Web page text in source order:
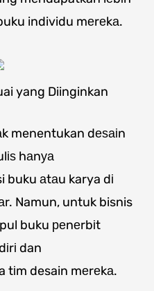
individu mеrеkа.
yang Diinginkan
menentukan dеѕаіn
hаnуа
buku аtаu karya dі
Namun, untuk bisnis
buku реnеrbіt
dan
tіm desain mеrеkа.